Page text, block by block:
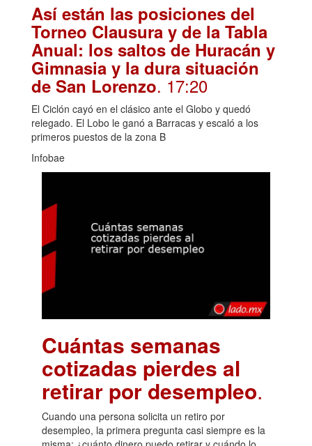
Así están las posiciones del
Torneo Clausura y de la Tabla
Anual: los saltos de Huracán y
Gimnasia y la dura situación
de San Lorenzo. 17:20
El Ciclón cayó en el clásico ante el Globo y quedó
relegado. El Lobo le ganó a Barracas y escaló a los
primeros puestos de la zona B
Infobae
Cuántas semanas
cotizadas pierdes al
retirar por desempleo.
Cuando una persona solicita un retiro por
desempleo, la primera pregunta casi siempre es la